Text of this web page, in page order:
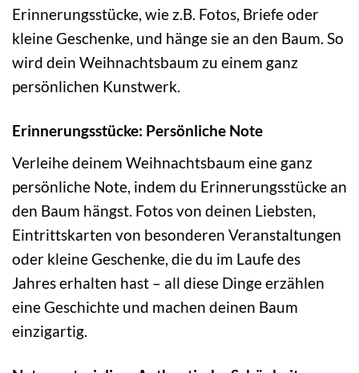
Erinnerungsstücke, wie z.B. Fotos, Briefe oder
kleine Geschenke, und hänge sie an den Baum. So
wird dein Weihnachtsbaum zu einem ganz
persönlichen Kunstwerk.
Erinnerungsstücke: Persönliche Note
Verleihe deinem Weihnachtsbaum eine ganz
persönliche Note, indem du Erinnerungsstücke an
den Baum hängst. Fotos von deinen Liebsten,
Eintrittskarten von besonderen Veranstaltungen
oder kleine Geschenke, die du im Laufe des
Jahres erhalten hast – all diese Dinge erzählen
eine Geschichte und machen deinen Baum
einzigartig.